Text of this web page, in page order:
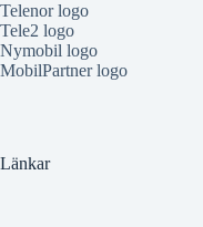
Telenor logo
Tele2 logo
Nymobil logo
MobilPartner logo
Länkar